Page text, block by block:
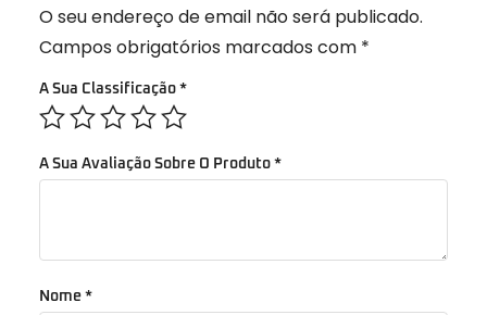
O seu endereço de email não será publicado.
Campos obrigatórios marcados com *
A Sua Classificação *
A Sua Avaliação Sobre O Produto *
Nome *